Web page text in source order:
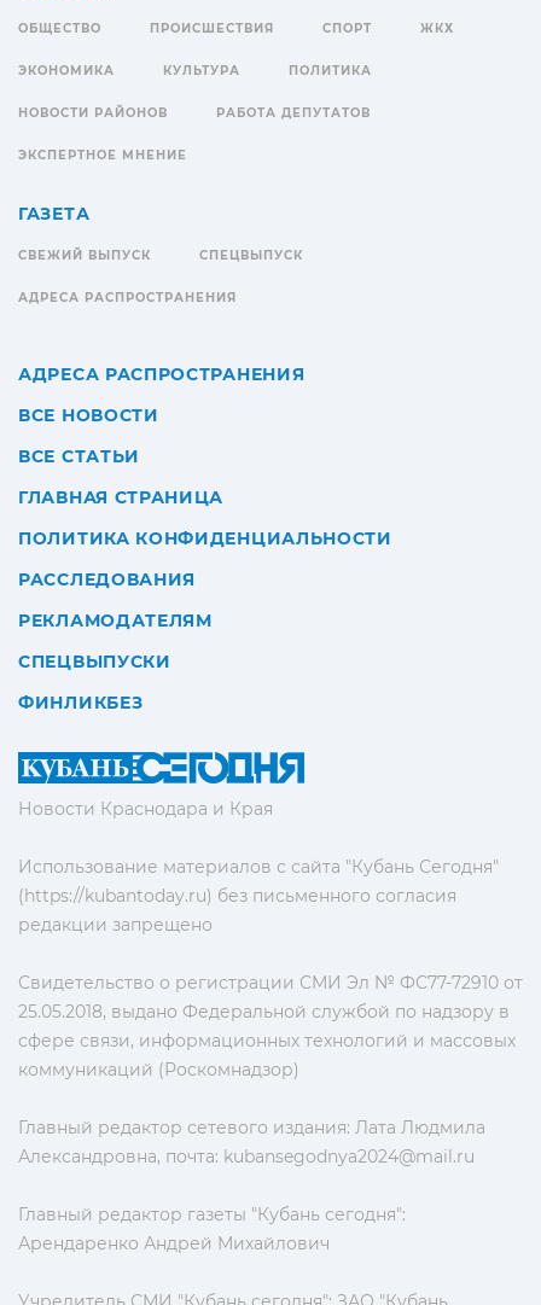
Новости Краснодара и Края
Использование материалов с сайта "Кубань Сегодня"
(https://kubantoday.ru) без письменного согласия
редакции запрещено
Свидетельство о регистрации СМИ Эл № ФС77-72910 от
25.05.2018, выдано Федеральной службой по надзору в
сфере связи, информационных технологий и массовых
коммуникаций (Роскомнадзор)
Главный редактор сетевого издания: Лата Людмила
Александровна, почта: kubansegodnya2024@mail.ru
Главный редактор газеты "Кубань сегодня":
Арендаренко Андрей Михайлович
ОБЩЕСТВО ПРОИСШЕСТВИЯ СПОРТ ЖКХ
ЭКОНОМИКА КУЛЬТУРА ПОЛИТИКА
НОВОСТИ РАЙОНОВ РАБОТА ДЕПУТАТОВ
ЭКСПЕРТНОЕ МНЕНИЕ
ГАЗЕТА
СВЕЖИЙ ВЫПУСК СПЕЦВЫПУСК
АДРЕСА РАСПРОСТРАНЕНИЯ
АДРЕСА РАСПРОСТРАНЕНИЯ
ВСЕ НОВОСТИ
ВСЕ СТАТЬИ
ГЛАВНАЯ СТРАНИЦА
ПОЛИТИКА КОНФИДЕНЦИАЛЬНОСТИ
РАССЛЕДОВАНИЯ
РЕКЛАМОДАТЕЛЯМ
СПЕЦВЫПУСКИ
ФИНЛИКБЕЗ